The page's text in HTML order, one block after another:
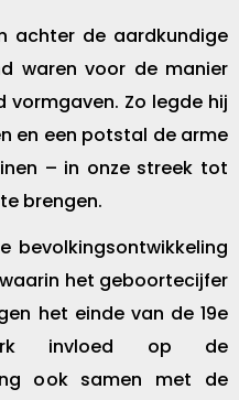
achter de aardkundige
waren voor de manier
Zo legde hij
en een potstal de arme
– in onze streek tot
brengen.
bevolkingsontwikkeling
waarin het geboortecijfer
het einde van de 19e
invloed op de
ook samen met de